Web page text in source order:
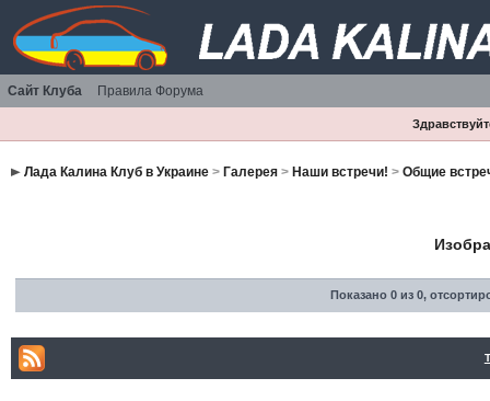
Сайт Клуба Правила Форума
Лада Калина Клуб в Украине> Галерея> Наши встречи! > Общие
Показано 0 из 0,